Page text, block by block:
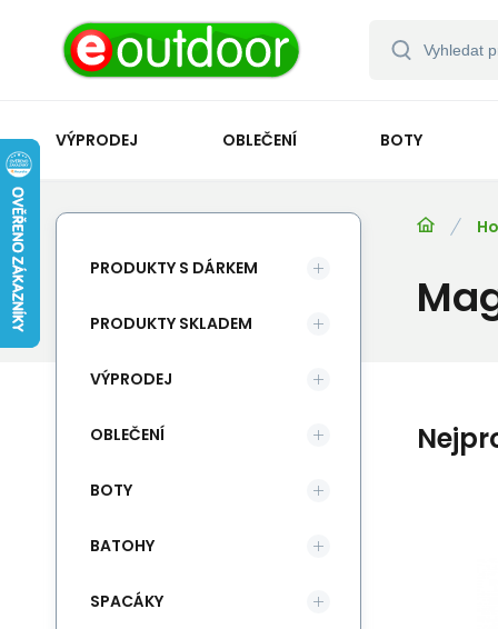
VÝPRODEJ OBLEČENÍ BOTY
Rock Empire
Empire Magnesium
)
Magnesium plněné do
PRODUKTY S DÁRKEM
PRODUKTY SKLADEM
VÝPRODEJ
OBLEČENÍ
BOTY
BATOHY
SPACÁKY